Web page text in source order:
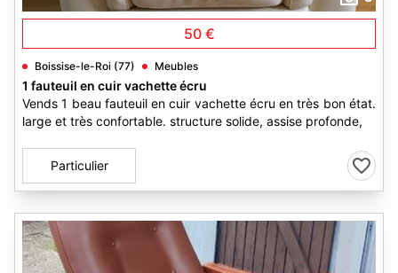
50 €
Boissise-le-Roi (77) Meubles
1 fauteuil en cuir vachette écru
Vends 1 beau fauteuil en cuir vachette écru en très bon état.
large et très confortable. structure solide, assise profonde,
Particulier